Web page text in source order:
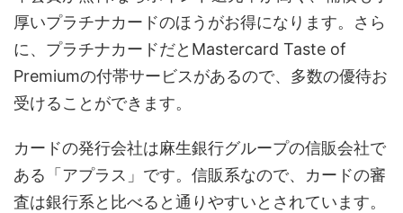
厚いプラチナカードのほうがお得になります。さら
に、プラチナカードだとMastercard Taste of
Premiumの付帯サービスがあるので、多数の優待お
受けることができます。
カードの発行会社は麻生銀行グループの信販会社で
ある「アプラス」です。信販系なので、カードの審
査は銀行系と比べると通りやすいとされています。